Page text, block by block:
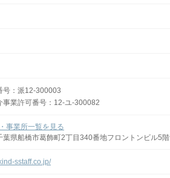
号：派12-300003
事業許可番号：12-ユ-300082
事業所一覧を見る
葉県船橋市葛飾町2丁目340番地フロントンビル5階
sstaff.co.jp/